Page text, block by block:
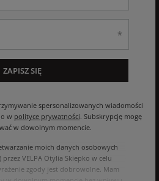
spersonalizowanych wiadomości
w polityce prywatności. Subskrypcję mogę
w dowolnym momencie.
moich danych osobowych
VELPA Otylia Skiepko w celu
zgody jest dobrowolne. Mam
ZAPISZ SIĘ